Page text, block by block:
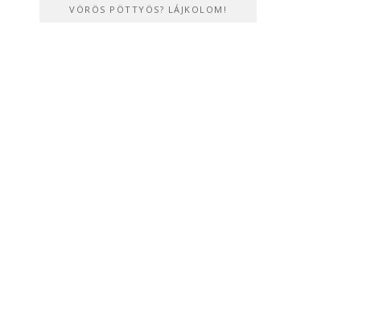
VÖRÖS PÖTTYÖS? LÁJKOLOM!